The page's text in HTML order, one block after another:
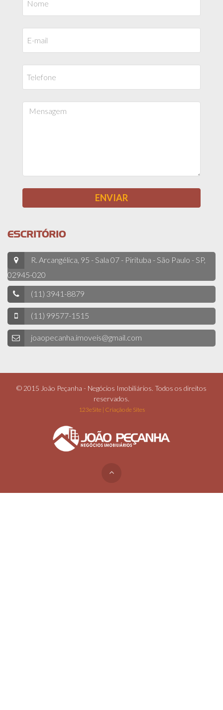
ESCRITÓRIO
R. Arcangélica, 95 - Sala 07 - Pirituba - São Paulo - SP,
02945-020
(11) 3941-8879
(11) 99577-1515
joaopecanha.imoveis@gmail.com
© 2015 João Peçanha - Negócios Imobiliários. Todos os direitos
reservados.
123eSite | Criação de Sites